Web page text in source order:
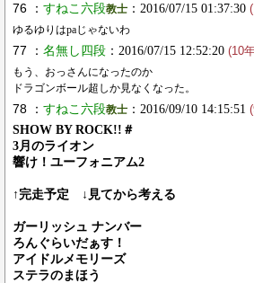
76 ： すねこ六段教士 ：2016/07/15 01:37:30
ゆるゆりはpaじゃないわ
77 ： 名無し四段 ：2016/07/15 12:52:20 (10
もう、おっさんになったのか
ドラゴンボール超しか見なくなった。
78 ： すねこ六段教士 ：2016/09/10 14:15:51
SHOW BY ROCK!!＃
3月のライオン
響け！ユーフォニアム2
↑完走予定 ↓見てから考える
ガーリッシュ ナンバー
ろんぐらいだぁす！
アイドルメモリーズ
ステラのまほう